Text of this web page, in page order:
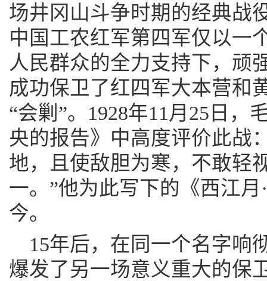
场井冈山斗争时期的经典战
中国工农红军第四军仅以一
人民群众的全力支持下，顽
成功保卫了红四军大本营和
“会剿”。1928年11月25日，
央的报告》中高度评价此战
地，且使敌胆为寒，不敢轻
一。”他为此写下的《西江
今。
15年后，在同一个名字
爆发了另一场意义重大的保